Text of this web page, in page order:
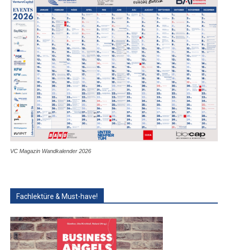
VC Magazin Wandkalender 2026
Fachlektüre & Must-have!